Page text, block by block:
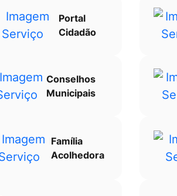
Portal
Cidadão
Conselhos
Municipais
Família
Acolhedora